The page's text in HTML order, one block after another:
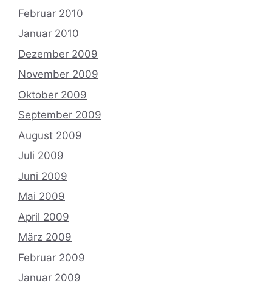
Februar 2010
Januar 2010
Dezember 2009
November 2009
Oktober 2009
September 2009
August 2009
Juli 2009
Juni 2009
Mai 2009
April 2009
März 2009
Februar 2009
Januar 2009